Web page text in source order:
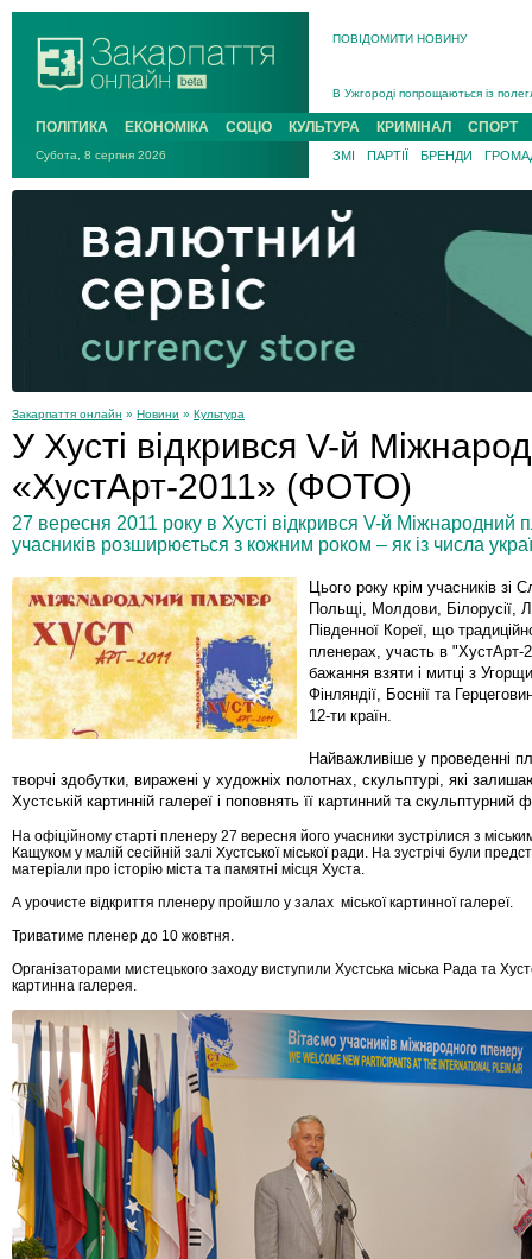
ПОВІДОМИТИ НОВИНУ
В Ужгороді попрощаються із
В Ужгороді 5 серпня
Підтвердили загибель
На війні з рф поліг військовий з
На Хустщині внаслідок ДТП за
Інструктора районного ТЦК на
ПОЛІТИКА ЕКОНОМІКА СОЦІО КУЛЬТУРА КРИМІНАЛ СПОРТ
Субота, 8 серпня 2026 ЗМІ ПАРТІЇ БРЕНДИ
Закарпаття онлайн » Новини » Культура
У Хусті відкрився V-й
«ХустАрт-2011» (ФОТО)
27 вересня 2011 року в Хусті відкрився V-й Міжнародний
учасників розширюється з кожним роком – як із числа
Цього року крім учасників зі
Польщі, Молдови, Білорусії,
Південної Кореї, що
пленерах, участь в "ХустАрт-
бажання взяти і митці з
Фінляндії, Боснії та
12-ти країн.
Найважливіше у проведенні
творчі здобутки, виражені у художніх полотнах, скульптурі, які
Хустській картинній галереї і поповнять її картинний та скульптурний
На офіційному старті пленеру 27 вересня його учасники зустрілися з
Кащуком у малій сесійній залі Хустської міської ради. На зустрічі були
матеріали про історію міста та памятні місця Хуста.
А урочисте відкриття пленеру пройшло у залах міської картинної галереї.
Триватиме пленер до 10 жовтня.
Організаторами мистецького заходу виступили Хустська міська Рада та
картинна галерея.